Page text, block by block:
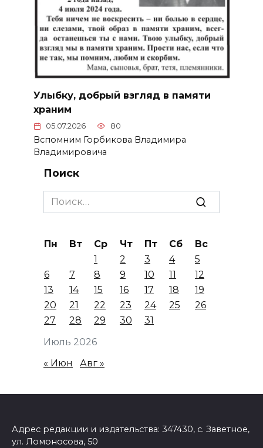
Улыбку, добрый взгляд в памяти
храним
05.07.2026 80
Вспомним Горбикова Владимира
Владимировича
Поиск
Search
for:
Июль 2026
Пн Вт Ср Чт Пт Сб
Вс
1
2 3 4
5
6
7 8 9 10 11
12
13
14 15 16 17 18
19
20
21 22 23 24 25
26
27
28 29 30 31
« Июн Авг »
Адрес редакции и издательства: 347430, с. Заветное,
ул. Ломоносова, 50